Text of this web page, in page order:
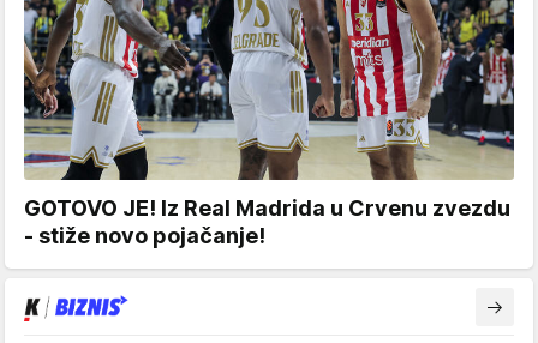
GOTOVO JE! Iz Real Madrida u Crvenu zvezdu
- stiže novo pojačanje!